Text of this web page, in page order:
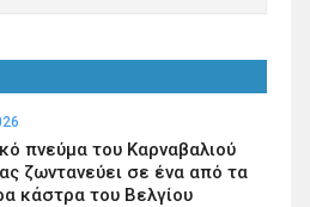
πνεύμα του Καρναβαλιού
ζωντανεύει σε ένα από τα
κάστρα του Βελγίου